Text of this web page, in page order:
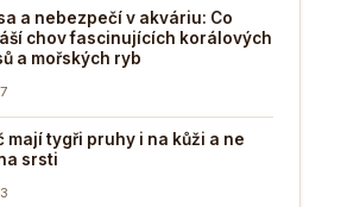
a nebezpečí v akváriu: Co
chov fascinujících korálových
a mořských ryb
mají tygři pruhy i na kůži a ne
srsti